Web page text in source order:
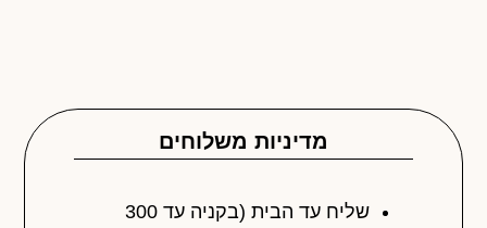
מדיניות משלוחים
שליח עד הבית (בקניה עד 300